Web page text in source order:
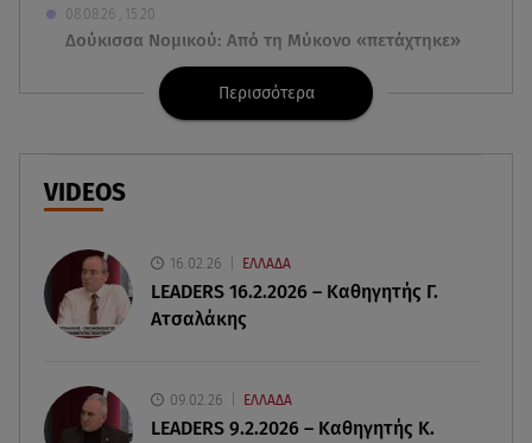
08.08.26 , 15:20
Δούκισσα Νομικού: Από τη Μύκονο «πετάχτηκε»
στη Γαλλική Πολυνησία!
Λυκαβηττός: Σε 57χρονη γυναίκα ανήκει η σορός
Κατερίνα Καινούργιου: Η Πάρος και το cool
φορμάκι της κορούλας της!
φωτιές τα επόμενα 24ωρα
Περισσότερα
VIDEOS
16.02.26 ΕΛΛΑΔΑ
LEADERS 16.2.2026 – Καθηγητής Γ.
Ατσαλάκης
09.02.26 ΕΛΛΑΔΑ
LEADERS 9.2.2026 – Καθηγητής Κ.